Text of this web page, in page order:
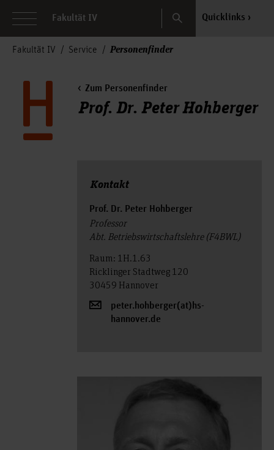
Fakultät IV Search Quicklinks
Fakultät IV Service Personenfinder
Zum Personenfinder
Prof. Dr. Peter Hohberger
Kontakt
Prof. Dr. Peter Hohberger
Professor
Abt. Betriebswirtschaftslehre (F4BWL)
Raum: 1H.1.63
Ricklinger Stadtweg 120
30459 Hannover
peter.hohberger(at)hs-
hannover.de